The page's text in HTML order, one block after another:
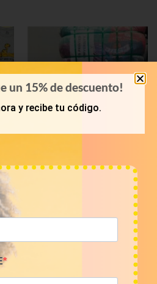
Bala 45kg camisetas USA
Sports 16€/kg
un 15% de descuento!
y recibe tu código.